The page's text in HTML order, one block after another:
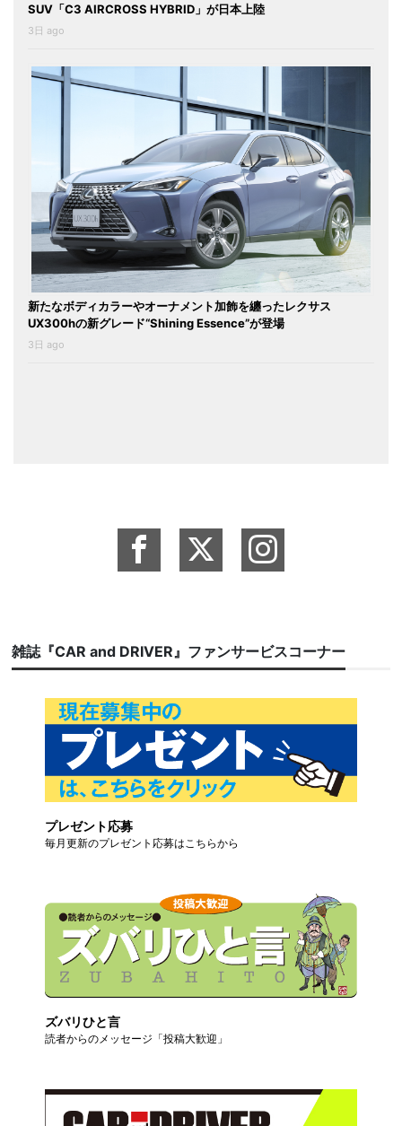
SUV「C3 AIRCROSS HYBRID」が日本上陸
3日 ago
新たなボディカラーやオーナメント加飾を纏ったレクサス
UX300hの新グレード“Shining Essence”が登場
3日 ago
雑誌『CAR and DRIVER』ファンサービスコーナー
プレゼント応募
毎月更新のプレゼント応募はこちらから
ズバリひと言
読者からのメッセージ「投稿大歓迎」